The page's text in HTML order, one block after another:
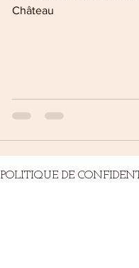
Château
POLITIQUE DE